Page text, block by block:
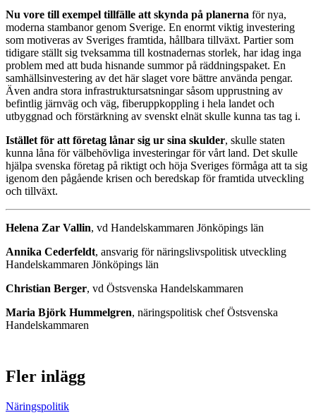
Nu vore till exempel tillfälle att skynda på planerna för nya,
moderna stambanor genom Sverige. En enormt viktig investering
som motiveras av Sveriges framtida, hållbara tillväxt. Partier som
tidigare ställt sig tveksamma till kostnadernas storlek, har idag inga
problem med att buda hisnande summor på räddningspaket. En
samhällsinvestering av det här slaget vore bättre använda pengar.
Även andra stora infrastruktursatsningar såsom upprustning av
befintlig järnväg och väg, fiberuppkoppling i hela landet och
utbyggnad och förstärkning av svenskt elnät skulle kunna tas tag i.
Istället för att företag lånar sig ur sina skulder, skulle staten
kunna låna för välbehövliga investeringar för vårt land. Det skulle
hjälpa svenska företag på riktigt och höja Sveriges förmåga att ta sig
igenom den pågående krisen och beredskap för framtida utveckling
och tillväxt.
Helena Zar Vallin, vd Handelskammaren Jönköpings län
Annika Cederfeldt, ansvarig för näringslivspolitisk utveckling
Handelskammaren Jönköpings län
Christian Berger, vd Östsvenska Handelskammaren
Maria Björk Hummelgren, näringspolitisk chef Östsvenska
Handelskammaren
Fler inlägg
Näringspolitik